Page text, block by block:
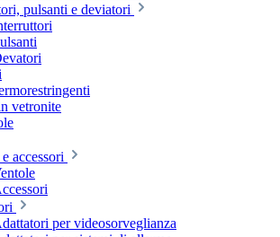
pulsanti e deviatori
vetronite
accessori
per videosorveglianza